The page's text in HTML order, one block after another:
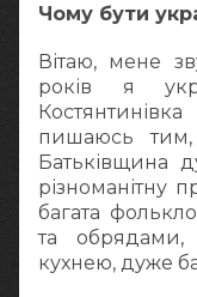
Чому бути
Вітаю, мене
років я
пишаюсь
Батьківщина
різноманітну
багата
та обрядами,
кухнею, дуже